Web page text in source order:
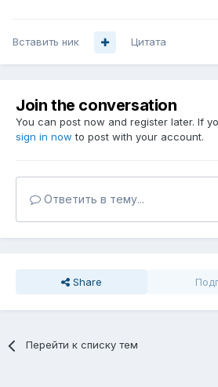
Вставить ник Цитата
Join the conversation
You can post now and register later. If
sign in now to post with your account.
Ответить в тему...
Share
Перейти к списку тем